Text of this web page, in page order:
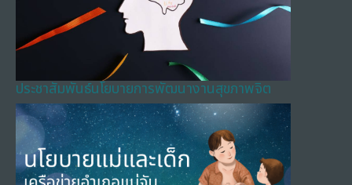
ประชาสัมพันธ์นโยบายการพัฒนางานสุขภาพจิต